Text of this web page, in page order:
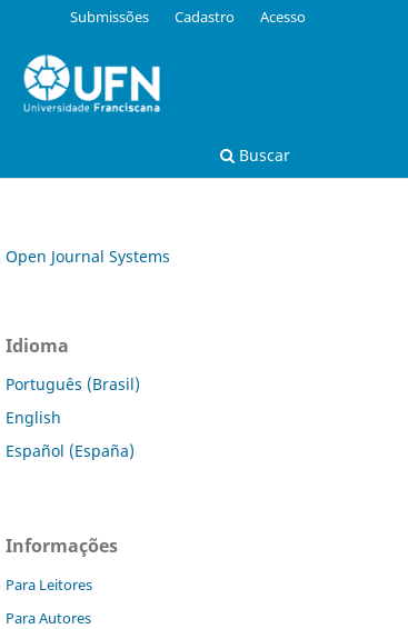
Buscar
Submissões Cadastro Acesso
Open Journal Systems
Idioma
Português (Brasil)
English
Español (España)
Informações
Para Leitores
Para Autores